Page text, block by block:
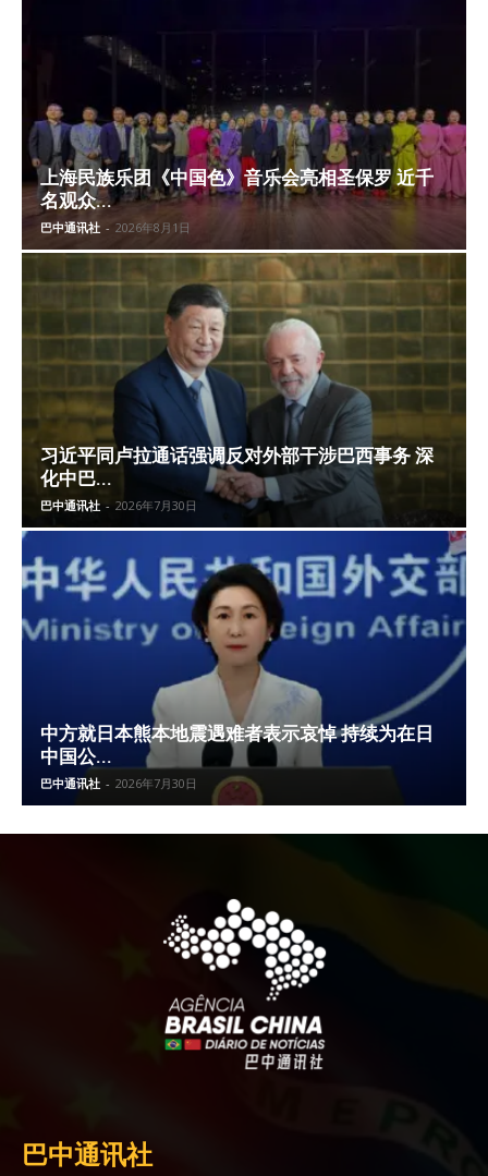
上海民族乐团《中国色》音乐会亮相圣保罗 近千
名观众...
巴中通讯社 - 2026年8月1日
习近平同卢拉通话强调反对外部干涉巴西事务 深
化中巴...
巴中通讯社 - 2026年7月30日
中方就日本熊本地震遇难者表示哀悼 持续为在日
中国公...
巴中通讯社 - 2026年7月30日
巴中通讯社